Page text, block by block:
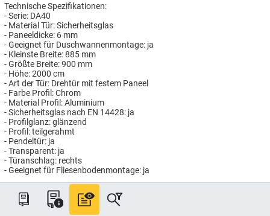
Technische Spezifikationen:
- Serie: DA40
- Material Tür: Sicherheitsglas
- Paneeldicke: 6 mm
- Geeignet für Duschwannenmontage: ja
- Kleinste Breite: 885 mm
- Größte Breite: 900 mm
- Höhe: 2000 cm
- Art der Tür: Drehtür mit festem Paneel
- Farbe Profil: Chrom
- Material Profil: Aluminium
- Sicherheitsglas nach EN 14428: ja
- Profilglanz: glänzend
- Profil: teilgerahmt
- Pendeltür: ja
- Transparent: ja
- Türanschlag: rechts
- Geeignet für Fliesenbodenmontage: ja
Artikelnummer: HG876800/90